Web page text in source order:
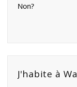
Non?
J'habite à